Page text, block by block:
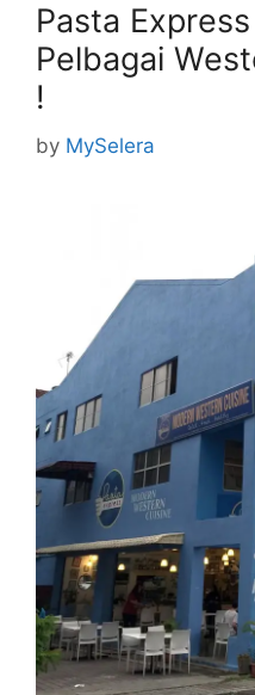
Pasta
Pelbagai
!
by MySelera